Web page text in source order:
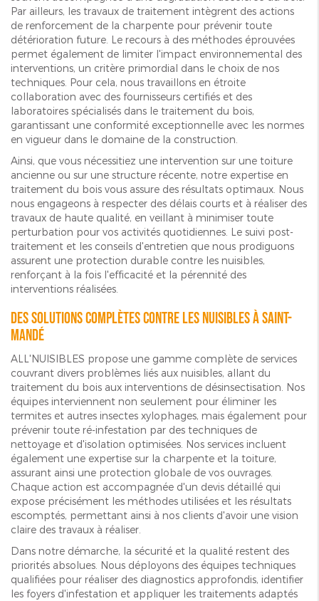
Par ailleurs, les travaux de traitement intègrent des actions
de renforcement de la charpente pour prévenir toute
détérioration future. Le recours à des méthodes éprouvées
permet également de limiter l'impact environnemental des
interventions, un critère primordial dans le choix de nos
techniques. Pour cela, nous travaillons en étroite
collaboration avec des fournisseurs certifiés et des
laboratoires spécialisés dans le traitement du bois,
garantissant une conformité exceptionnelle avec les normes
en vigueur dans le domaine de la construction.
Ainsi, que vous nécessitiez une intervention sur une toiture
ancienne ou sur une structure récente, notre expertise en
traitement du bois vous assure des résultats optimaux. Nous
nous engageons à respecter des délais courts et à réaliser des
travaux de haute qualité, en veillant à minimiser toute
perturbation pour vos activités quotidiennes. Le suivi post-
traitement et les conseils d'entretien que nous prodiguons
assurent une protection durable contre les nuisibles,
renforçant à la fois l'efficacité et la pérennité des
interventions réalisées.
Des solutions complètes contre les nuisibles à Saint-
Mandé
ALL'NUISIBLES propose une gamme complète de services
couvrant divers problèmes liés aux nuisibles, allant du
traitement du bois aux interventions de désinsectisation. Nos
équipes interviennent non seulement pour éliminer les
termites et autres insectes xylophages, mais également pour
prévenir toute ré-infestation par des techniques de
nettoyage et d'isolation optimisées. Nos services incluent
également une expertise sur la charpente et la toiture,
assurant ainsi une protection globale de vos ouvrages.
Chaque action est accompagnée d'un devis détaillé qui
expose précisément les méthodes utilisées et les résultats
escomptés, permettant ainsi à nos clients d'avoir une vision
claire des travaux à réaliser.
Dans notre démarche, la sécurité et la qualité restent des
priorités absolues. Nous déployons des équipes techniques
qualifiées pour réaliser des diagnostics approfondis, identifier
les foyers d'infestation et appliquer les traitements adaptés